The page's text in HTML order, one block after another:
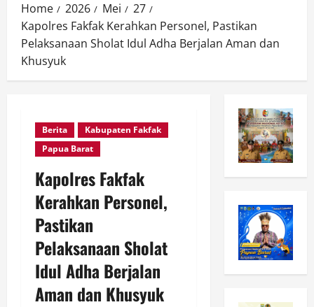
Home 2026 Mei
27
Kapolres Fakfak Kerahkan Personel, Pastikan
Pelaksanaan Sholat Idul Adha Berjalan Aman dan
Khusyuk
Berita
Kabupaten Fakfak
Papua Barat
Kapolres Fakfak
Kerahkan Personel,
Pastikan
Pelaksanaan Sholat
Idul Adha Berjalan
Aman dan Khusyuk